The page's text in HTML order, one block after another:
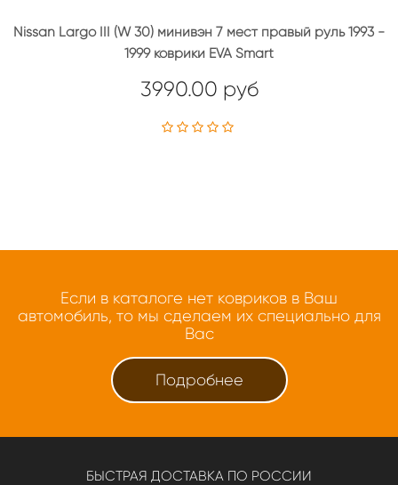
Nissan Largo III (W 30) минивэн 7 мест правый руль 1993 -
1999 коврики EVA Smart
3990.00 руб
Если в каталоге нет ковриков в Ваш
автомобиль, то мы сделаем их специально для
Вас
Подробнее
БЫСТРАЯ ДОСТАВКА ПО РОССИИ